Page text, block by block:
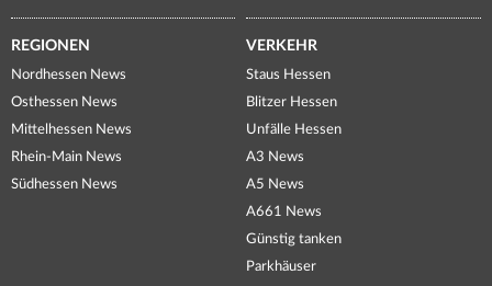
REGIONEN
Nordhessen News
Osthessen News
Mittelhessen News
Rhein-Main News
Südhessen News
VERKEHR
Staus Hessen
Blitzer Hessen
Unfälle Hessen
A3 News
A5 News
A661 News
Günstig tanken
Parkhäuser